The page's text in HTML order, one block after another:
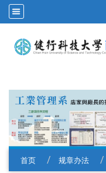
首页 规章办法